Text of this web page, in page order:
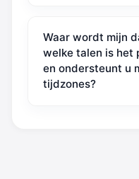
Waar wordt mijn
welke talen is het
en ondersteunt u
tijdzones?